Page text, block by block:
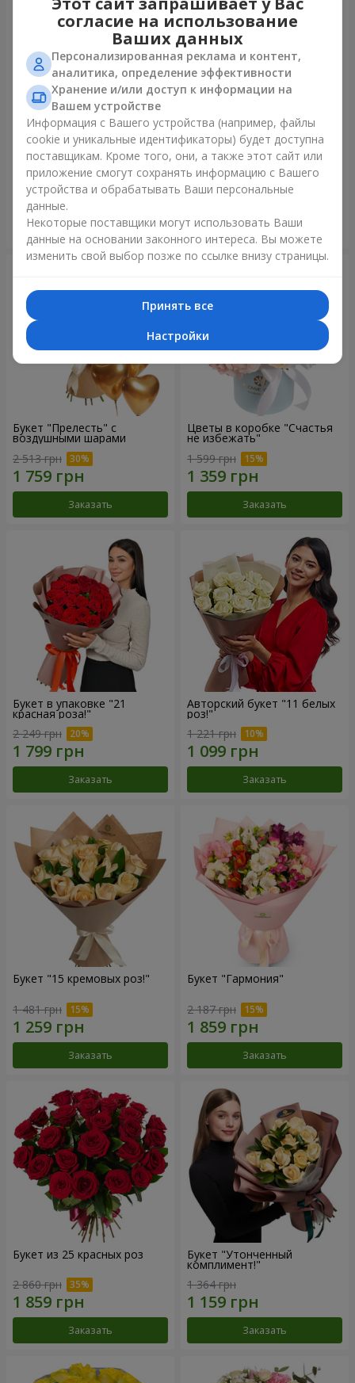
Букет "В День рождения, с
любовью!"
3 075 грн
Заказать
Букет "Радуга эмоций"
1 888 грн
Заказать
Букет "Прелесть" с
воздушными шарами
2 513 грн
Заказать
Цветы в коробке "Счастья
не избежать"
1 599 грн
Заказать
Букет в упаковке "21
красная роза!"
2 249 грн
Заказать
Авторский букет "11 белых
роз!"
1 221 грн
Заказать
Букет "15 кремовых роз!"
1 481 грн
Заказать
Букет "Гармония"
2 187 грн
Заказать
Букет из 25 красных роз
2 860 грн
Заказать
Букет "Утонченный
комплимент!"
1 364 грн
Заказать
согласие на использование
Ваших данных
Персонализированная реклама и контент,
аналитика, определение эффективности
Хранение и/или доступ к информации на
Вашем устройстве
Информация с Вашего устройства (например, файлы
cookie и уникальные идентификаторы) будет доступна
поставщикам. Кроме того, они, а также этот сайт или
приложение смогут сохранять информацию с Вашего
устройства и обрабатывать Ваши персональные
данные.
Некоторые поставщики могут использовать Ваши
данные на основании законного интереса. Вы можете
изменить свой выбор позже по ссылке внизу страницы.
Принять все
Настройки